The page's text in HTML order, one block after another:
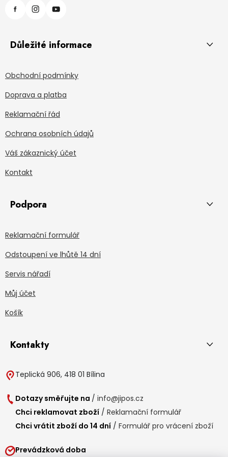
Důležité informace
Obchodní podmínky
Doprava a platba
Reklamační řád
Ochrana osobních údajů
Váš zákaznický účet
Kontakt
Podpora
Reklamační formulář
Odstoupení ve lhůtě 14 dní
Servis nářadí
Můj účet
Košík
Kontakty
Teplická 906, 418 01 Bílina
Dotazy směřujte na / info@jipos.cz
Chci reklamovat zboží / Reklamační formulář
Chci vrátit zboží do 14 dní / Formulář pro vrácení zboží
Prevádzková doba